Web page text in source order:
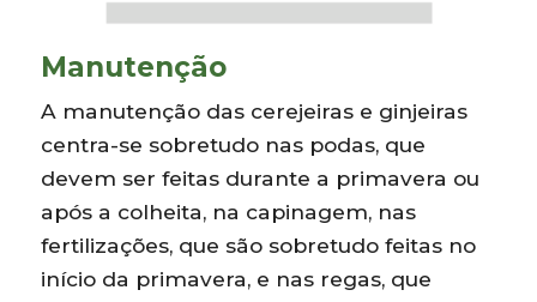
Manutenção
A manutenção das cerejeiras e ginjeiras
centra-se sobretudo nas podas, que
devem ser feitas durante a primavera ou
após a colheita, na capinagem, nas
fertilizações, que são sobretudo feitas no
início da primavera, e nas regas, que